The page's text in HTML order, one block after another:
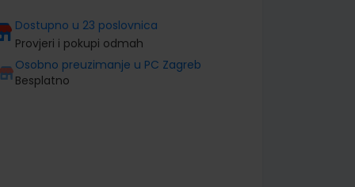
Dostupno u 23 poslovnica
Provjeri i pokupi odmah
Osobno preuzimanje u PC Zagreb
Besplatno